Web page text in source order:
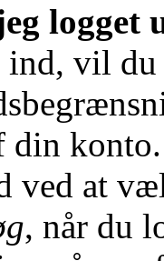
logget
vil
din
ved at
, når du